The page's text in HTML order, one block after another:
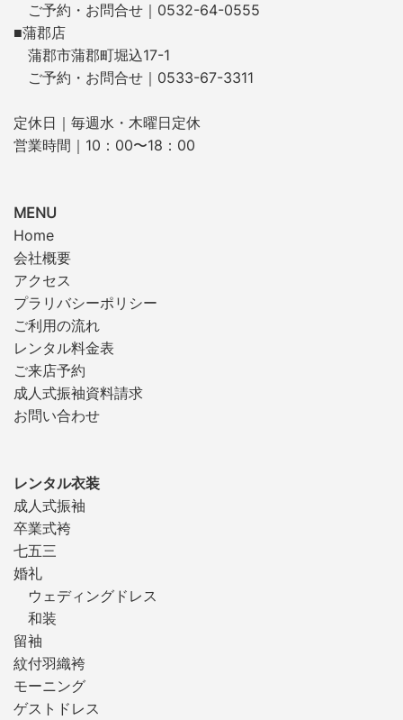
ご予約・お問合せ｜0532-64-0555
■蒲郡店
蒲郡市蒲郡町堀込17-1
ご予約・お問合せ｜0533-67-3311
定休日｜毎週水・木曜日定休
営業時間｜10：00〜18：00
MENU
Home
会社概要
アクセス
プラリバシーポリシー
ご利用の流れ
レンタル料金表
ご来店予約
成人式振袖資料請求
お問い合わせ
レンタル衣装
成人式振袖
卒業式袴
七五三
婚礼
ウェディングドレス
和装
留袖
紋付羽織袴
モーニング
ゲストドレス